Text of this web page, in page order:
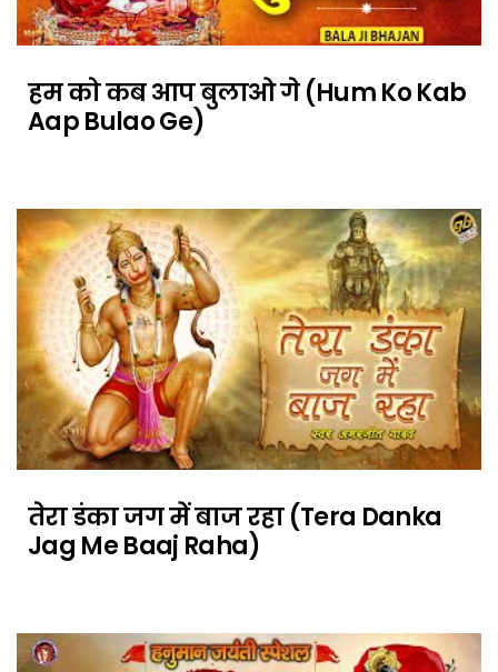
हम को कब आप बुलाओ गे (Hum Ko Kab
Aap Bulao Ge)
तेरा डंका जग में बाज रहा (Tera Danka
Jag Me Baaj Raha)